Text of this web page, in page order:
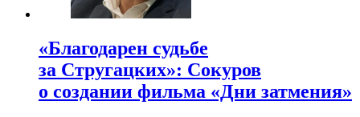
«Благодарен судьбе
за Стругацких»: Сокуров
о создании фильма «Дни затмения»